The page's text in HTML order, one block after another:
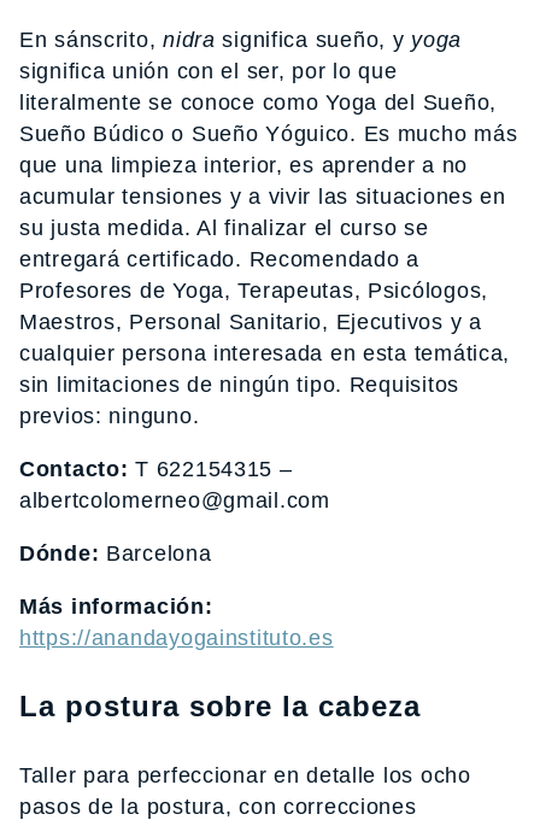
En sánscrito,nidra significa sueño, y yoga
significa unión con el ser, por lo que
literalmente se conoce como Yoga del Sueño,
Sueño Búdico o Sueño Yóguico. Es mucho más
que una limpieza interior, es aprender a no
acumular tensiones y a vivir las situaciones en
su justa medida. Al finalizar el curso se
entregará certificado. Recomendado a
Profesores de Yoga, Terapeutas, Psicólogos,
Maestros, Personal Sanitario, Ejecutivos y a
cualquier persona interesada en esta temática,
sin limitaciones de ningún tipo. Requisitos
previos: ninguno.
Contacto: T 622154315 –
albertcolomerneo@gmail.com
Dónde: Barcelona
Más información:
https://anandayogainstituto.es
La postura sobre la cabeza
Taller para perfeccionar en detalle los ocho
pasos de la postura, con correcciones